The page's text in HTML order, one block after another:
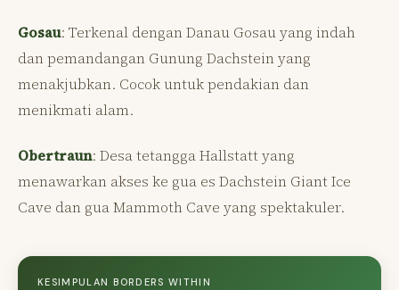
Gosau: Terkenal dengan Danau Gosau yang indah
dan pemandangan Gunung Dachstein yang
menakjubkan. Cocok untuk pendakian dan
menikmati alam.
Obertraun: Desa tetangga Hallstatt yang
menawarkan akses ke gua es Dachstein Giant Ice
Cave dan gua Mammoth Cave yang spektakuler.
KESIMPULAN BORDERS WITHIN